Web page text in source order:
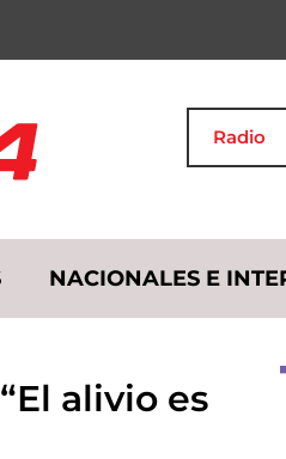
Radio
NACIONALES E
alivio es